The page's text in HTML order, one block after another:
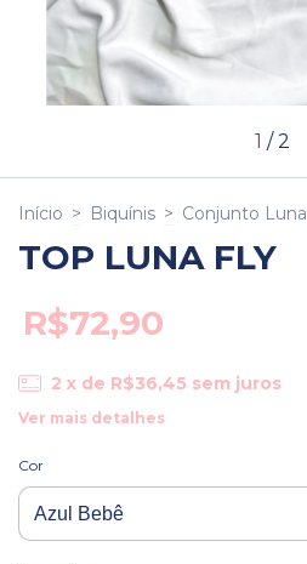
1 /2
Início > Biquínis > Conjunto Luna
TOP LUNA FLY
R$72,90
2 x de R$36,45 sem juros
Ver mais detalhes
Cor